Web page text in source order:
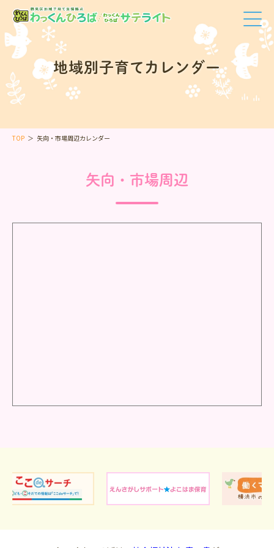
地域別子育てカレンダー
TOP 矢向・市場周辺カレンダー
矢向・市場周辺